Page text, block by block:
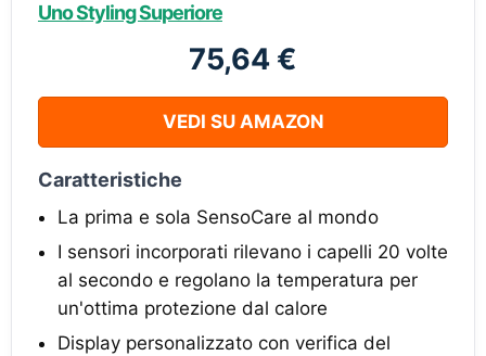
Uno Styling Superiore
75,64 €
VEDI SU AMAZON
Caratteristiche
La prima e sola SensoCare al mondo
I sensori incorporati rilevano i capelli 20 volte
al secondo e regolano la temperatura per
un'ottima protezione dal calore
Display personalizzato con verifica del